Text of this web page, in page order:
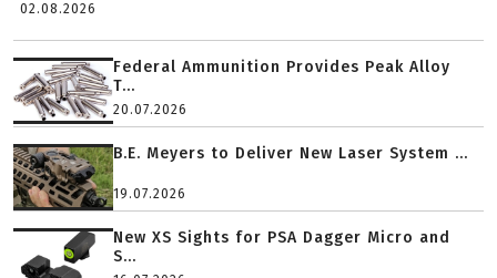
02.08.2026
Federal Ammunition Provides Peak Alloy
T...
20.07.2026
B.E. Meyers to Deliver New Laser System ...
19.07.2026
New XS Sights for PSA Dagger Micro and
S...